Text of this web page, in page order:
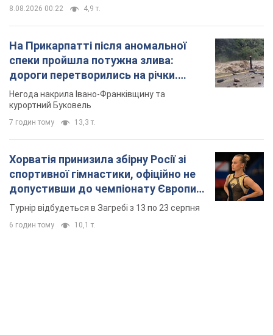
8.08.2026 00:22 4,9 т.
На Прикарпатті після аномальної
спеки пройшла потужна злива:
дороги перетворились на річки.
Відео
Негода накрила Івано-Франківщину та
курортний Буковель
7 годин тому 13,3 т.
Хорватія принизила збірну Росії зі
спортивної гімнастики, офіційно не
допустивши до чемпіонату Європи
основних спортсменів
Турнір відбудеться в Загребі з 13 по 23 серпня
6 годин тому 10,1 т.